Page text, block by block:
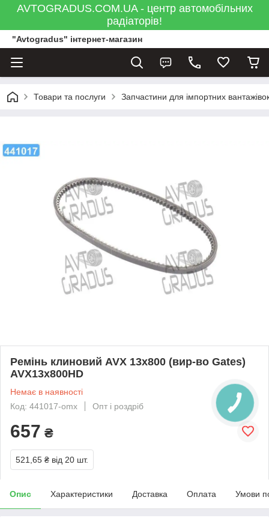
AVTOGRADUS.COM.UA - центр автомобільних
радіаторів!
"Avtogradus" інтернет-магазин
Товари та послуги Запчастини для імпортних
Ремінь клиновий AVX 13x800 (вир-во Gates)
AVX13x800HD
Немає в наявності
Код: 441017-omx
Опт і роздріб
657 ₴
521,65 ₴ від 20 шт.
Опис Характеристики Доставка Оплата Умови